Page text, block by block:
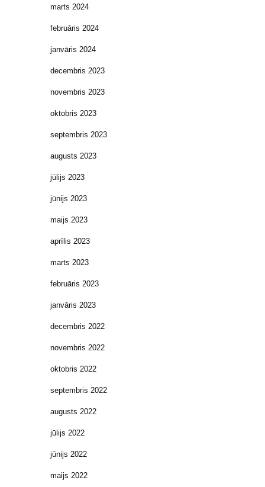
marts 2024
februāris 2024
janvāris 2024
decembris 2023
novembris 2023
oktobris 2023
septembris 2023
augusts 2023
jūlijs 2023
jūnijs 2023
maijs 2023
aprīlis 2023
marts 2023
februāris 2023
janvāris 2023
decembris 2022
novembris 2022
oktobris 2022
septembris 2022
augusts 2022
jūlijs 2022
jūnijs 2022
maijs 2022